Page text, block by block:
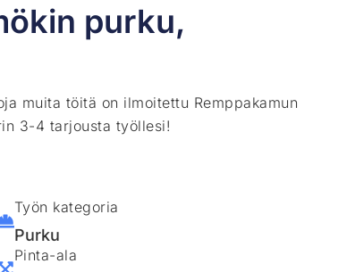
purku,
muita töitä on ilmoitettu Remppakamun
3-4 tarjousta työllesi!
Työn kategoria
Purku
Pinta-ala